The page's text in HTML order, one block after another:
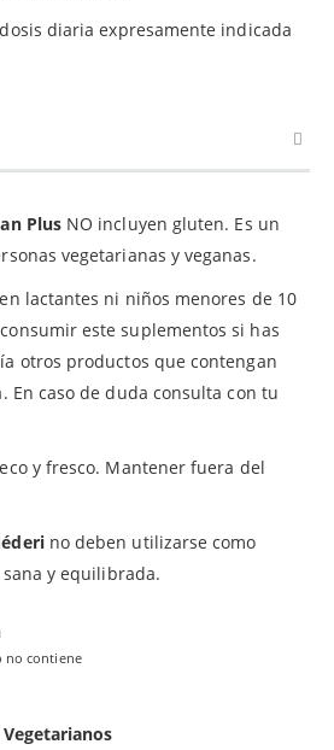
diaria expresamente indicada
PlusNO incluyen gluten. Es un
vegetarianas y veganas.
lactantes ni niños menores de 10
este suplementos si has
otros productos que contengan
En caso de duda consulta con tu
y fresco. Mantener fuera del
no deben utilizarse como
y equilibrada.
no contiene